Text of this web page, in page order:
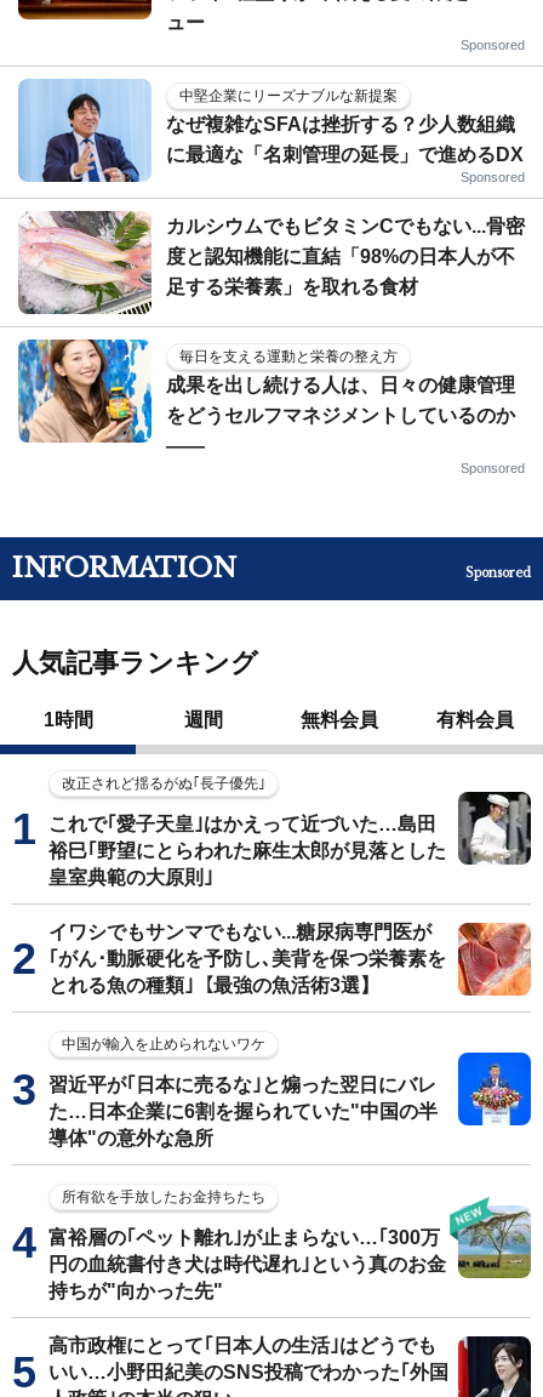
ュー
Sponsored
中堅企業にリーズナブルな新提案
なぜ複雑なSFAは挫折する？少人数組織
に最適な「名刺管理の延長」で進めるDX
Sponsored
カルシウムでもビタミンCでもない...骨密
度と認知機能に直結「98%の日本人が不
足する栄養素」を取れる食材
毎日を支える運動と栄養の整え方
成果を出し続ける人は、日々の健康管理
をどうセルフマネジメントしているのか
——
Sponsored
INFORMATION Sponsored
人気記事ランキング
1時間 週間 無料会員 有料会員
改正されど揺るがぬ｢長子優先｣
これで｢愛子天皇｣はかえって近づいた…島田
裕巳｢野望にとらわれた麻生太郎が見落とした
皇室典範の大原則｣
イワシでもサンマでもない...糖尿病専門医が
｢がん･動脈硬化を予防し､美背を保つ栄養素を
とれる魚の種類｣【最強の魚活術3選】
中国が輸入を止められないワケ
習近平が｢日本に売るな｣と煽った翌日にバレ
た…日本企業に6割を握られていた"中国の半
導体"の意外な急所
所有欲を手放したお金持ちたち
富裕層の｢ペット離れ｣が止まらない…｢300万
円の血統書付き犬は時代遅れ｣という真のお金
持ちが"向かった先"
高市政権にとって｢日本人の生活｣はどうでも
いい…小野田紀美のSNS投稿でわかった｢外国